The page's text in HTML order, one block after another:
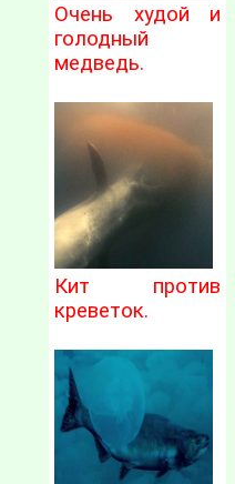
Очень худой и
голодный
медведь.
Кит против
креветок.